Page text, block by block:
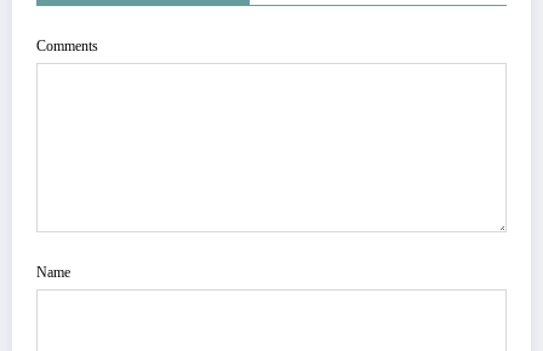
Comments
Name